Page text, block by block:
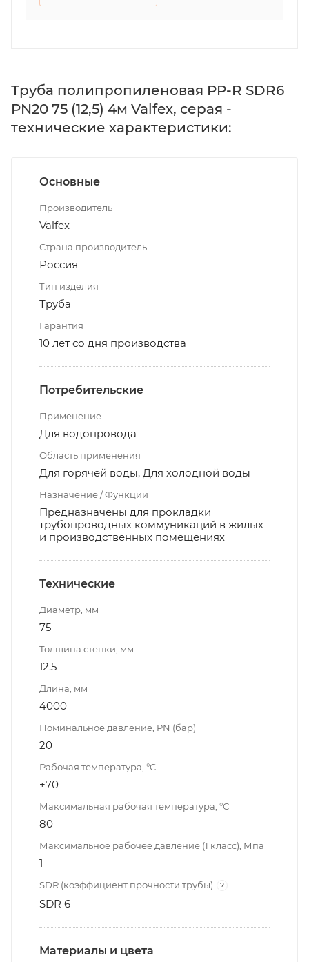
Труба полипропиленовая PP-R SDR6
PN20 75 (12,5) 4м Valfex, серая -
технические характеристики:
Основные
Производитель
Valfex
Страна производитель
Россия
Тип изделия
Труба
Гарантия
10 лет со дня производства
Потребительские
Применение
Для водопровода
Область применения
Для горячей воды, Для холодной воды
Назначение / Функции
Предназначены для прокладки
трубопроводных коммуникаций в жилых
и производственных помещениях
Технические
Диаметр, мм
75
Толщина стенки, мм
12.5
Длина, мм
4000
Номинальное давление, PN (бар)
20
Рабочая температура, °С
+70
Максимальная рабочая температура, °С
80
Максимальное рабочее давление (1 класс), Мпа
1
SDR (коэффициент прочности трубы) ?
SDR 6
Материалы и цвета